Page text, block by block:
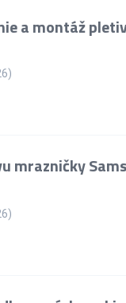
a montáž
mrazničky